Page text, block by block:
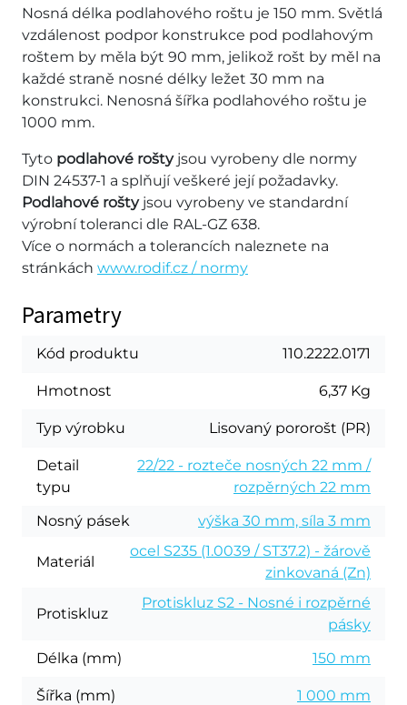
Nosná délka podlahového roštu je 150 mm. Světlá
vzdálenost podpor konstrukce pod podlahovým
roštem by měla být 90 mm, jelikož rošt by měl na
každé straně nosné délky ležet 30 mm na
konstrukci. Nenosná šířka podlahového roštu je
1000 mm.
Tyto podlahové roštyjsou vyrobeny dle normy
DIN 24537-1 a splňují veškeré její požadavky.
Podlahové roštyjsou vyrobeny ve standardní
výrobní toleranci dle RAL-GZ 638.
Více o normách a tolerancích naleznete na
stránkách www.rodif.cz / normy
Parametry
Kód produktu 110.2222.0171
Hmotnost 6,37 Kg
Typ výrobku Lisovaný pororošt (PR)
Detail
typu
22/22 - rozteče nosných 22 mm /
rozpěrných 22 mm
Nosný pásek
výška 30 mm, síla 3 mm
Materiál
ocel S235 (1.0039 / ST37.2) - žárově
zinkovaná (Zn)
Protiskluz
Protiskluz S2 - Nosné i rozpěrné
pásky
Délka (mm)
150 mm
Šířka (mm) 1 000 mm